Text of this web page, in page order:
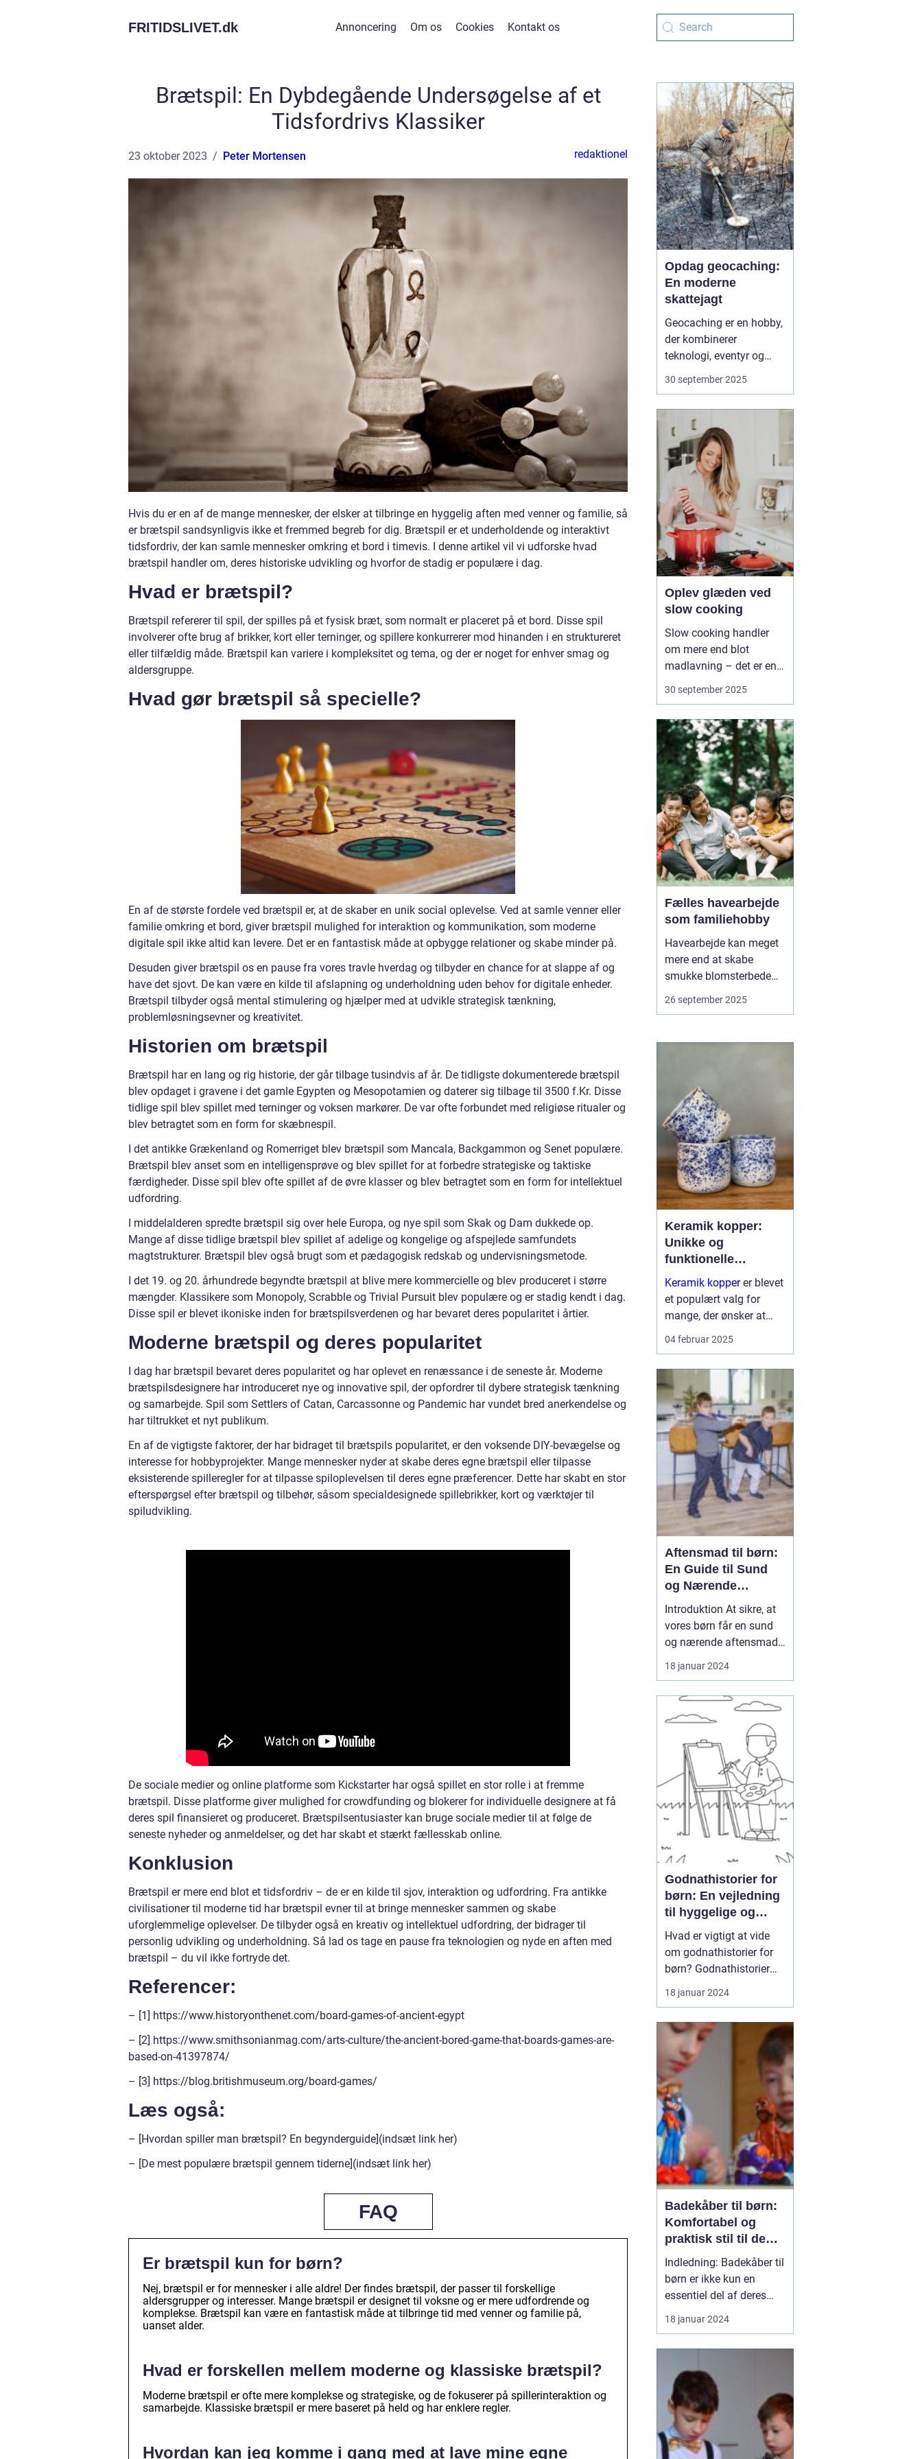
FRITIDSLIVET.dk Annoncering Om os Cookies Kontakt os
Brætspil: En Dybdegående Undersøgelse af et
Tidsfordrivs Klassiker
23 oktober 2023 Peter Mortensen redaktionel
Hvis du er en af de mange mennesker, der elsker at tilbringe en hyggelig aften med venner og familie, så
er brætspil sandsynligvis ikke et fremmed begreb for dig. Brætspil er et underholdende og interaktivt
tidsfordriv, der kan samle mennesker omkring et bord i timevis. I denne artikel vil vi udforske hvad
brætspil handler om, deres historiske udvikling og hvorfor de stadig er populære i dag.
Hvad er brætspil?
Brætspil refererer til spil, der spilles på et fysisk bræt, som normalt er placeret på et bord. Disse spil
involverer ofte brug af brikker, kort eller terninger, og spillere konkurrerer mod hinanden i en struktureret
eller tilfældig måde. Brætspil kan variere i kompleksitet og tema, og der er noget for enhver smag og
aldersgruppe.
Hvad gør brætspil så specielle?
En af de største fordele ved brætspil er, at de skaber en unik social oplevelse. Ved at samle venner eller
familie omkring et bord, giver brætspil mulighed for interaktion og kommunikation, som moderne
digitale spil ikke altid kan levere. Det er en fantastisk måde at opbygge relationer og skabe minder på.
Desuden giver brætspil os en pause fra vores travle hverdag og tilbyder en chance for at slappe af og
have det sjovt. De kan være en kilde til afslapning og underholdning uden behov for digitale enheder.
Brætspil tilbyder også mental stimulering og hjælper med at udvikle strategisk tænkning,
problemløsningsevner og kreativitet.
Historien om brætspil
Brætspil har en lang og rig historie, der går tilbage tusindvis af år. De tidligste dokumenterede brætspil
blev opdaget i gravene i det gamle Egypten og Mesopotamien og daterer sig tilbage til 3500 f.Kr. Disse
tidlige spil blev spillet med terninger og voksen markører. De var ofte forbundet med religiøse ritualer og
blev betragtet som en form for skæbnespil.
I det antikke Grækenland og Romerriget blev brætspil som Mancala, Backgammon og Senet populære.
Brætspil blev anset som en intelligensprøve og blev spillet for at forbedre strategiske og taktiske
færdigheder. Disse spil blev ofte spillet af de øvre klasser og blev betragtet som en form for intellektuel
udfordring.
I middelalderen spredte brætspil sig over hele Europa, og nye spil som Skak og Dam dukkede op.
Mange af disse tidlige brætspil blev spillet af adelige og kongelige og afspejlede samfundets
magtstrukturer. Brætspil blev også brugt som et pædagogisk redskab og undervisningsmetode.
I det 19. og 20. århundrede begyndte brætspil at blive mere kommercielle og blev produceret i større
mængder. Klassikere som Monopoly, Scrabble og Trivial Pursuit blev populære og er stadig kendt i dag.
Disse spil er blevet ikoniske inden for brætspilsverdenen og har bevaret deres popularitet i årtier.
Moderne brætspil og deres popularitet
I dag har brætspil bevaret deres popularitet og har oplevet en renæssance i de seneste år. Moderne
brætspilsdesignere har introduceret nye og innovative spil, der opfordrer til dybere strategisk tænkning
og samarbejde. Spil som Settlers of Catan, Carcassonne og Pandemic har vundet bred anerkendelse og
har tiltrukket et nyt publikum.
En af de vigtigste faktorer, der har bidraget til brætspils popularitet, er den voksende DIY-bevægelse og
interesse for hobbyprojekter. Mange mennesker nyder at skabe deres egne brætspil eller tilpasse
eksisterende spilleregler for at tilpasse spiloplevelsen til deres egne præferencer. Dette har skabt en stor
efterspørgsel efter brætspil og tilbehør, såsom specialdesignede spillebrikker, kort og værktøjer til
spiludvikling.
De sociale medier og online platforme som Kickstarter har også spillet en stor rolle i at fremme
brætspil. Disse platforme giver mulighed for crowdfunding og blokerer for individuelle designere at få
deres spil finansieret og produceret. Brætspilsentusiaster kan bruge sociale medier til at følge de
seneste nyheder og anmeldelser, og det har skabt et stærkt fællesskab online.
Konklusion
Brætspil er mere end blot et tidsfordriv – de er en kilde til sjov, interaktion og udfordring. Fra antikke
civilisationer til moderne tid har brætspil evner til at bringe mennesker sammen og skabe
uforglemmelige oplevelser. De tilbyder også en kreativ og intellektuel udfordring, der bidrager til
personlig udvikling og underholdning. Så lad os tage en pause fra teknologien og nyde en aften med
brætspil – du vil ikke fortryde det.
Referencer:
– [1] https://www.historyonthenet.com/board-games-of-ancient-egypt
– [2] https://www.smithsonianmag.com/arts-culture/the-ancient-bored-game-that-boards-games-are-
based-on-41397874/
– [3] https://blog.britishmuseum.org/board-games/
Læs også:
– [Hvordan spiller man brætspil? En begynderguide](indsæt link her)
– [De mest populære brætspil gennem tiderne](indsæt link her)
FAQ
Er brætspil kun for børn?
Nej, brætspil er for mennesker i alle aldre! Der findes brætspil, der passer til forskellige
aldersgrupper og interesser. Mange brætspil er designet til voksne og er mere udfordrende og
komplekse. Brætspil kan være en fantastisk måde at tilbringe tid med venner og familie på,
uanset alder.
Hvad er forskellen mellem moderne og klassiske brætspil?
Moderne brætspil er ofte mere komplekse og strategiske, og de fokuserer på spillerinteraktion og
samarbejde. Klassiske brætspil er mere baseret på held og har enklere regler.
Hvordan kan jeg komme i gang med at lave mine egne
Opdag geocaching:
En moderne
skattejagt
Geocaching er en hobby,
der kombinerer
teknologi, eventyr og
fællesskab. Med en
smartphone eller GPS i
naturen eller byens
gader på jagt efter små
skjulte beholdere kaldet
caches. Det er en global
leg, ...
30 september 2025
Oplev glæden ved
slow cooking
Slow cooking handler
om mere end blot
madlavning – det er en
måde at skabe ro,
fordybelse og smag på.
til at simre i timevis,
udvikler de en dybde og
fylde, som hurtig
madlavning sjældent k...
30 september 2025
Fælles havearbejde
som familiehobby
Havearbejde kan meget
mere end at skabe
smukke blomsterbede
og friske grøntsager. Når
det dyrkes som en fælles
hobby, der bringer
og høste i fæ...
26 september 2025
Keramik kopper:
Unikke og
funktionelle
kunstværker til
hverdagen
Keramik kopperer blevet
et populært valg for
mange, der ønsker at
tilføre deres hjem et
kopper kombinerer et t...
04 februar 2025
Aftensmad til børn:
En Guide til Sund
og Nærende
Måltider
Introduktion At sikre, at
vores børn får en sund
og nærende aftensmad
er en prioritet for de
fleste forældre. Men med
tilgængelige kan det
være svært at navigere
mellem, hvad der er
bedst for vores børns
helbred o...
18 januar 2024
Godnathistorier for
børn: En vejledning
til hyggelige og
lærerige
sengetidsoplevelser
Hvad er vigtigt at vide
om godnathistorier for
børn? Godnathistorier
for børn er en tidløs
tradition, der ikke kun
underholde, men også
om at skabe dyrebare
øjeblikke mellem
forældre og børn. Disse
historier hjælper børn
med at falde t...
18 januar 2024
Badekåber til børn:
Komfortabel og
praktisk stil til de
små
Indledning: Badekåber til
børn er ikke kun en
essentiel del af deres
garderobe, men de
tilbyder også en
en sjov svømmetur.
Denne artikel vil
udforske alt, hvad der er
værd at vide om
badekåber til børn....
18 januar 2024